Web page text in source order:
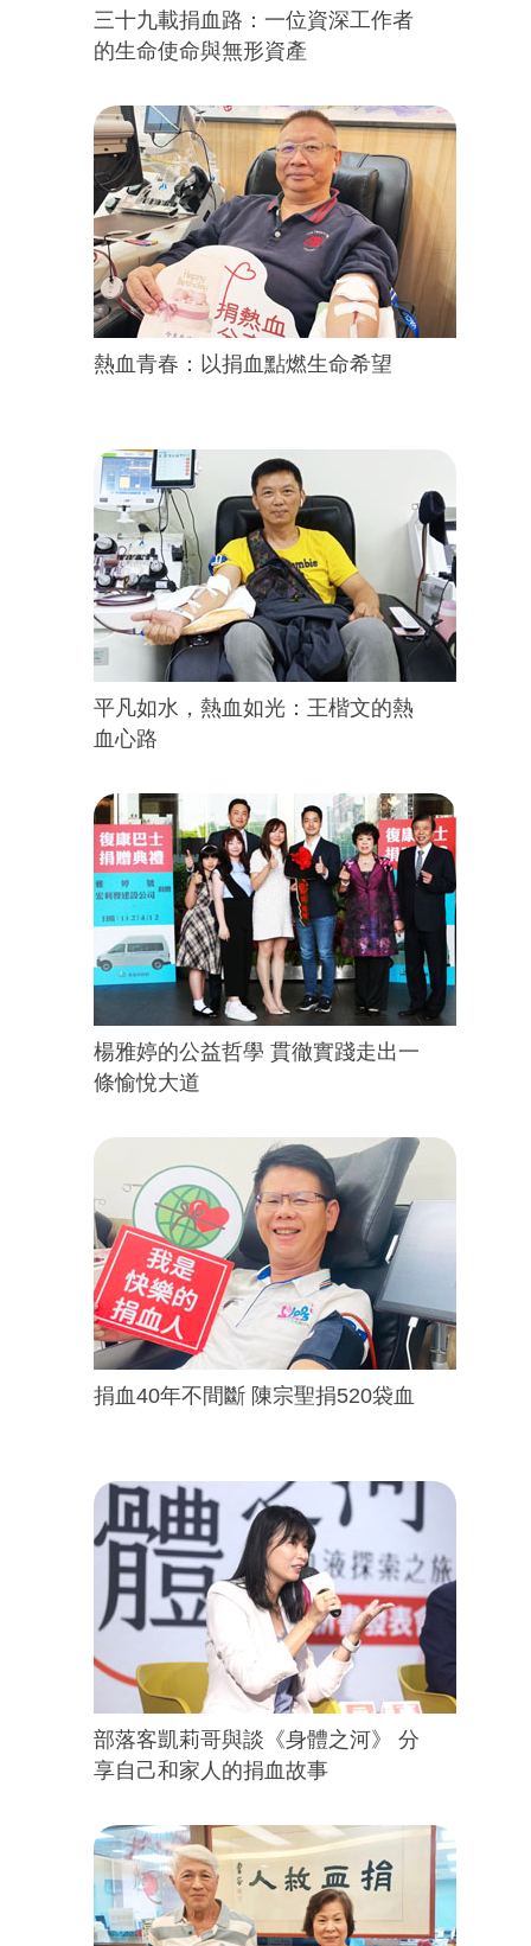
三十九載捐血路：一位資深工作者
的生命使命與無形資產
熱血青春：以捐血點燃生命希望
平凡如水，熱血如光：王楷文的熱
血心路
楊雅婷的公益哲學 貫徹實踐走出一
條愉悅大道
捐血40年不間斷 陳宗聖捐520袋血
部落客凱莉哥與談《身體之河》 分
享自己和家人的捐血故事